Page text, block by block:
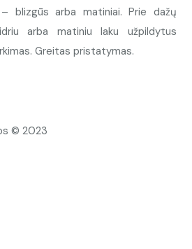
blizgūs arba matiniai. Prie dažų
arba matiniu laku užpildytus
Greitas pristatymas.
© 2023